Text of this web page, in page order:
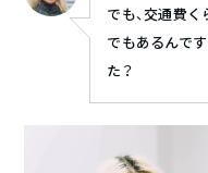
でも、交通費
でもあるんで
た？